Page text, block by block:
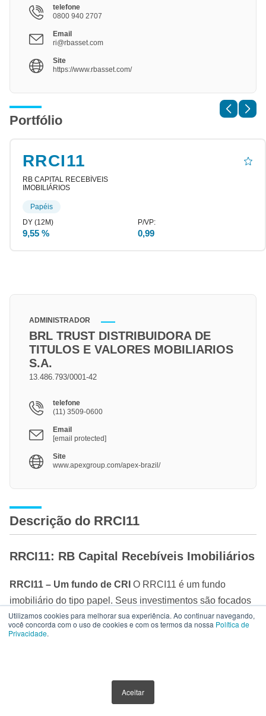
Utilizamos cookies para melhorar sua experiência. Ao continuar navegando,
você concorda com o uso de cookies e com os termos da nossa Política de
Privacidade.
Aceitar
telefone
0800 940 2707
Email
ri@rbasset.com
Site
https://www.rbasset.com/
Portfólio
RRCI11
RB CAPITAL RECEBÍVEIS
IMOBILIÁRIOS
9,55 % 0,99
Papéis
ADMINISTRADOR
BRL TRUST DISTRIBUIDORA DE
TITULOS E VALORES MOBILIARIOS
S.A.
13.486.793/0001-42
telefone
(11) 3509-0600
Email
[email protected]
Site
www.apexgroup.com/apex-brazil/
Descrição do RRCI11
RRCI11: RB Capital Recebíveis Imobiliários
RRCI11 – Um fundo de CRI O RRCI11 é um fundo
imobiliário do tipo papel. Seus investimentos são focados
em títulos de dívida imobiliária e outros valores
mobiliários. Dentre os títulos permitidos, os mais comuns
ANBIMA renda gestão ativa de segmento de títulos e
valores mobiliários. É constituído sob a forma de